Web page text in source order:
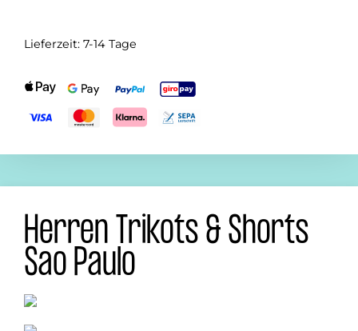
Lieferzeit: 7-14 Tage
Herren Trikots & Shorts
Sao Paulo